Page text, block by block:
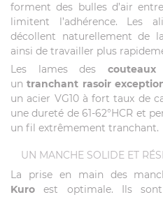
forment des bulles d’air
limitent l’adhérence. Les
décollent naturellement de
ainsi de travailler plus
Les lames des
untranchant rasoir
un acier VG10 à fort taux de
une dureté de 61-62°HCR et
un fil extrêmement tranchant.
UN MANCHE SOLIDE ET
La prise en main des
Kuro est optimale. Ils